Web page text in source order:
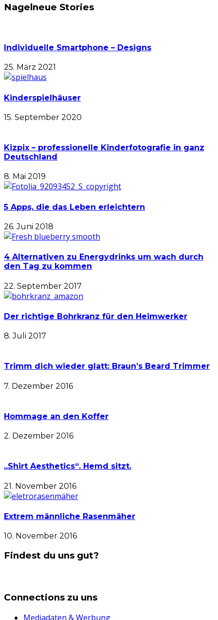
Nagelneue Stories
Individuelle Smartphone – Designs
25. März 2021
Kinderspielhäuser
15. September 2020
Kizpix – professionelle Kinderfotografie in ganz
Deutschland
8. Mai 2019
5 Apps, die das Leben erleichtern
26. Juni 2018
4 Alternativen zu Energydrinks um wach durch
den Tag zu kommen
22. September 2017
Der richtige Bohrkranz für den Heimwerker
8. Juli 2017
Trimm dich wieder glatt: Braun’s Beard Trimmer
7. Dezember 2016
Hommage an den Koffer
2. Dezember 2016
„Shirt Aesthetics“. Hemd sitzt.
21. November 2016
Extrem männliche Rasenmäher
10. November 2016
Findest du uns gut?
Connections zu uns
Mediadaten & Werbung